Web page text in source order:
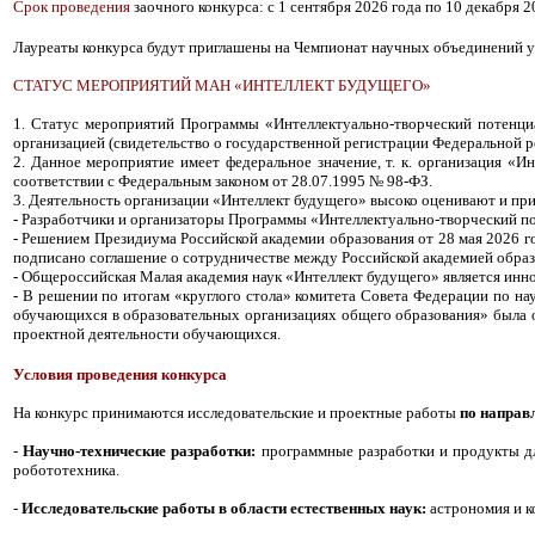
Срок проведения заочного конкурса: с 1 сентября 2026 года по 10 декабря
Лауреаты конкурса будут приглашены на Чемпионат научных объединений
СТАТУС МЕРОПРИЯТИЙ МАН «ИНТЕЛЛЕКТ БУДУЩЕГО»
1. Статус мероприятий Программы «Интеллектуально-творческий
организацией (свидетельство о государственной регистрации
2. Данное мероприятие имеет федеральное значение, т. к. организация
соответствии с Федеральным законом от 28.07.1995 № 98-ФЗ.
3. Деятельность организации «Интеллект будущего» высоко оценивают и
- Разработчики и организаторы Программы «Интеллектуально-творческий
- Решением Президиума Российской академии образования от 28 мая 2026
подписано соглашение о сотрудничестве между Российской академией
- Общероссийская Малая академия наук «Интеллект будущего» является
- В решении по итогам «круглого стола» комитета Совета Федерации по
обучающихся в образовательных организациях общего образования»
проектной деятельности обучающихся.
Условия проведения конкурса
На конкурс принимаются исследовательские и проектные работы по
-Научно-технические разработки: программные разработки и продукты
робототехника.
- Исследовательские работы в области естественных наук: астрономия и